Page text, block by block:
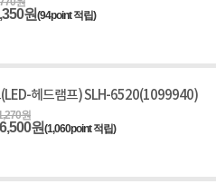
원(94point 적립)
헤드램프) SLH-6520(1099940)
원
원(1,060point 적립)